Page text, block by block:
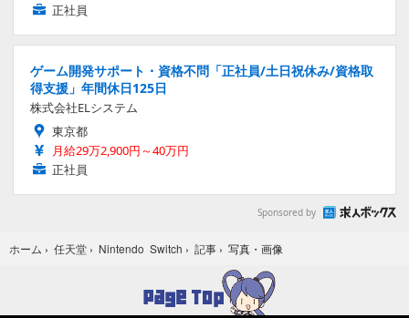
正社員
ゲーム開発サポート・資格不問「正社員/土日祝休み/資格取
得支援」年間休日125日
株式会社ELシステム
東京都
月給29万2,900円～40万円
正社員
Sponsored by
ホーム › 任天堂 › Nintendo Switch › 記事 › 写真・画像